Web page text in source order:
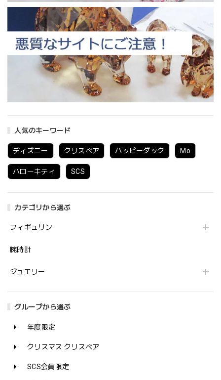
人気のキーワード
ディズニー クリスベア ハッピーダック Mo
ハローキティ SCS
カテゴリから選ぶ
フィギュリン
腕時計
ジュエリー
グループから選ぶ
年度限定
クリスマス クリスベア
SCS会員限定